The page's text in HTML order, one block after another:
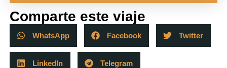
Comparte este viaje
WhatsApp Facebook Twitter
LinkedIn Telegram